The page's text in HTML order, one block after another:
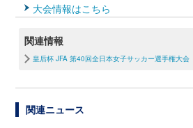
大会情報はこちら
関連情報
皇后杯 JFA 第40回全日本女子サッカー選手権大会
関連ニュース